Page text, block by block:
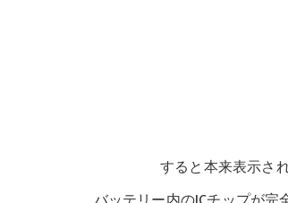
すると本来表示さ